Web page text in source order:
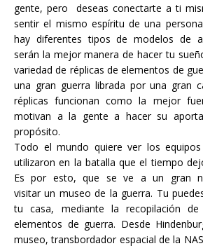
gente, pero deseas conectarte a ti
sentir el mismo espíritu de una
hay diferentes tipos de modelos de
serán la mejor manera de hacer tu
variedad de réplicas de elementos de
una gran guerra librada por una gran
réplicas funcionan como la mejor
motivan a la gente a hacer su
propósito.
Todo el mundo quiere ver los
utilizaron en la batalla que el tiempo
Es por esto, que se ve a un gran
visitar un museo de la guerra. Tu
tu casa, mediante la recopilación
elementos de guerra. Desde
museo, transbordador espacial de la